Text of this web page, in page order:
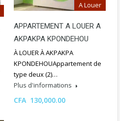
A Louer
APPARTEMENT A LOUER A
AKPAKPA KPONDEHOU
À LOUER À AKPAKPA
KPONDEHOUAppartement de
type deux (2)…
Plus d'informations
CFA 130,000.00